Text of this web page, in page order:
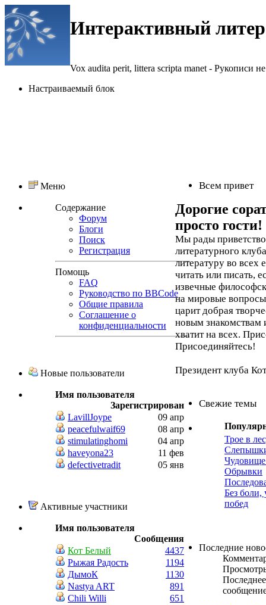
Интерактивный
Vox audita perit, littera scripta manet - Рукописи не
Настраиваемый блок
Меню
Содержание
Форум
Блоги
Поиск
Регистрация
Помощь
FAQ
Руководство по BBCode
Общие правила
Соглашение о
конфиденциальности
Новые пользователи
Имя пользователя
Зарегистрирован
LavillJoype
09 апр
peacefulwaif69
08 апр
stimulatinghomi
04 апр
haveyona23
11 фев
defectivetradit
05 янв
Активные участники
Имя пользователя
Сообщения
Кот Белый
4437
Рыжая Радость
1194
ДымоК
1130
Nastya ART
891
Chili Willi
651
Всем привет
Дорогие
просто гости!
Мы рады
литературного
литературу во всех
читать или писать,
извечные
на мировые
царит добрая
новым знакомствам
хватит на всех.
Присоединяйтесь!
Президент клуба
Свежие темы
Трое в
Обрывки
Без боли,
побед
Последние
Последнее